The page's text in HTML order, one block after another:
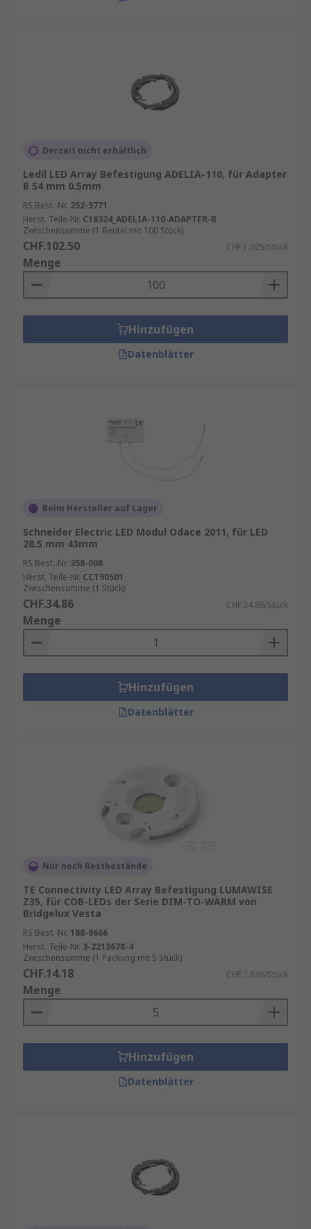
Derzeit nicht erhältlich
Ledil LED Array Befestigung ADELIA-110, für Adapter
B 54 mm 0.5mm
RS Best.-Nr. 252-5771
Herst. Teile-Nr. C18324_ADELIA-110-ADAPTER-B
Zwischensumme (1 Beutel mit 100 Stück)
CHF.102.50 CHF.1.025/Stück
Menge
Hinzufügen
Datenblätter
Beim Hersteller auf Lager
Schneider Electric LED Modul Odace 2011, für LED
28.5 mm 43mm
RS Best.-Nr. 358-008
Herst. Teile-Nr. CCT90501
Zwischensumme (1 Stück)
CHF.34.86 CHF.34.86/Stück
Menge
Hinzufügen
Datenblätter
Nur noch Restbestände
TE Connectivity LED Array Befestigung LUMAWISE
Z35, für COB-LEDs der Serie DIM-TO-WARM von
Bridgelux Vesta
RS Best.-Nr. 188-8666
Herst. Teile-Nr. 3-2213678-4
Zwischensumme (1 Packung mit 5 Stück)
CHF.14.18 CHF.2.836/Stück
Menge
Hinzufügen
Datenblätter